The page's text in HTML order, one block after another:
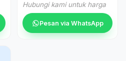
Hubungi kami untuk harga
Pesan via WhatsApp